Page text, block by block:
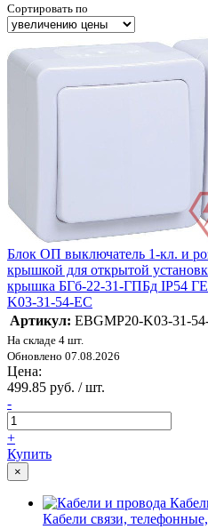
Сортировать по
Блок ОП выключатель 1-кл. и
крышкой для открытой
крышка БГб-22-31-ГПБд IP54
K03-31-54-EC
Артикул: EBGMP20-K03-31-
На складе 4 шт.
Обновлено 07.08.2026
Цена:
499.85 руб. / шт.
-
+
Купить
×
Кабели связи,